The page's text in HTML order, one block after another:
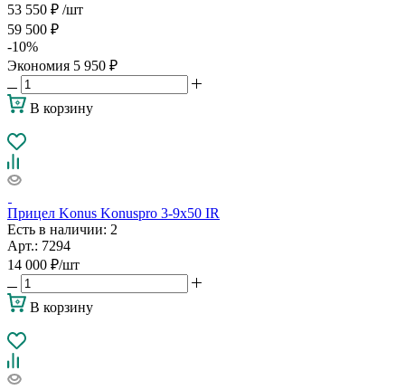
53 550 ₽ /шт
59 500 ₽
-10%
Экономия 5 950 ₽
В корзину
Прицел Konus Konuspro 3-9x50 IR
Есть в наличии: 2
Арт.: 7294
14 000 ₽/шт
В корзину